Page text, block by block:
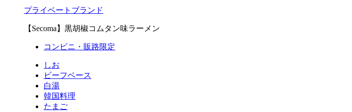
プライベートブランド
【Secoma】黒胡椒コムタン味ラーメン
コンビニ・販路限定
しお
ビーフベース
白湯
韓国料理
たまご